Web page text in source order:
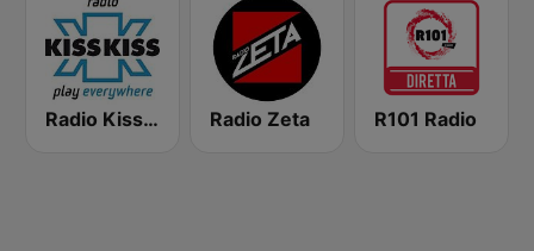
Radio Kiss Kiss Radio Zeta R101 Radio